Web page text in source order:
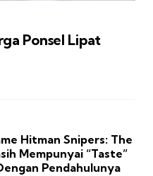
Ponsel Lipat
Hitman Snipers: The
Mempunyai “Taste”
Pendahulunya